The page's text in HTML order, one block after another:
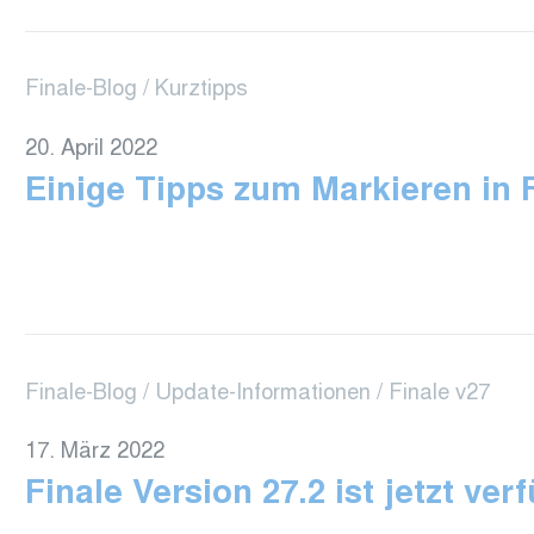
Finale-Blog
Kurztipps
20. April 2022
Einige Tipps zum Markieren in
Finale-Blog Update-Informationen
Finale v27
17. März 2022
Finale Version 27.2 ist jetzt